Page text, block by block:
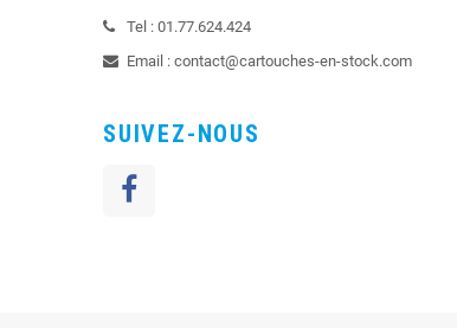
Tel : 01.77.624.424
Email : contact@cartouches-en-stock.com
SUIVEZ-NOUS